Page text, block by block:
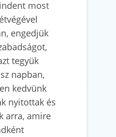
most
engedjük
tegyük
napban,
kedvünk
nyitottak és
arra, amire